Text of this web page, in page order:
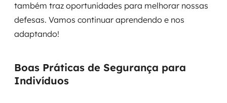
também traz oportunidades para melhorar nossas
defesas. Vamos continuar aprendendo e nos
adaptando!
Boas Práticas de Segurança para
Indivíduos